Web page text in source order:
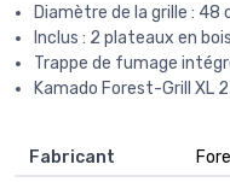
Diamètre de la grille : 48
Inclus : 2 plateaux en
Trappe de fumage
Kamado Forest-Grill XL
Fabricant